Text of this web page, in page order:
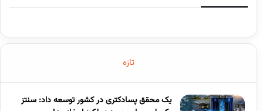
تازه
یک محقق پسادکتری در کشور توسعه داد: سنتز